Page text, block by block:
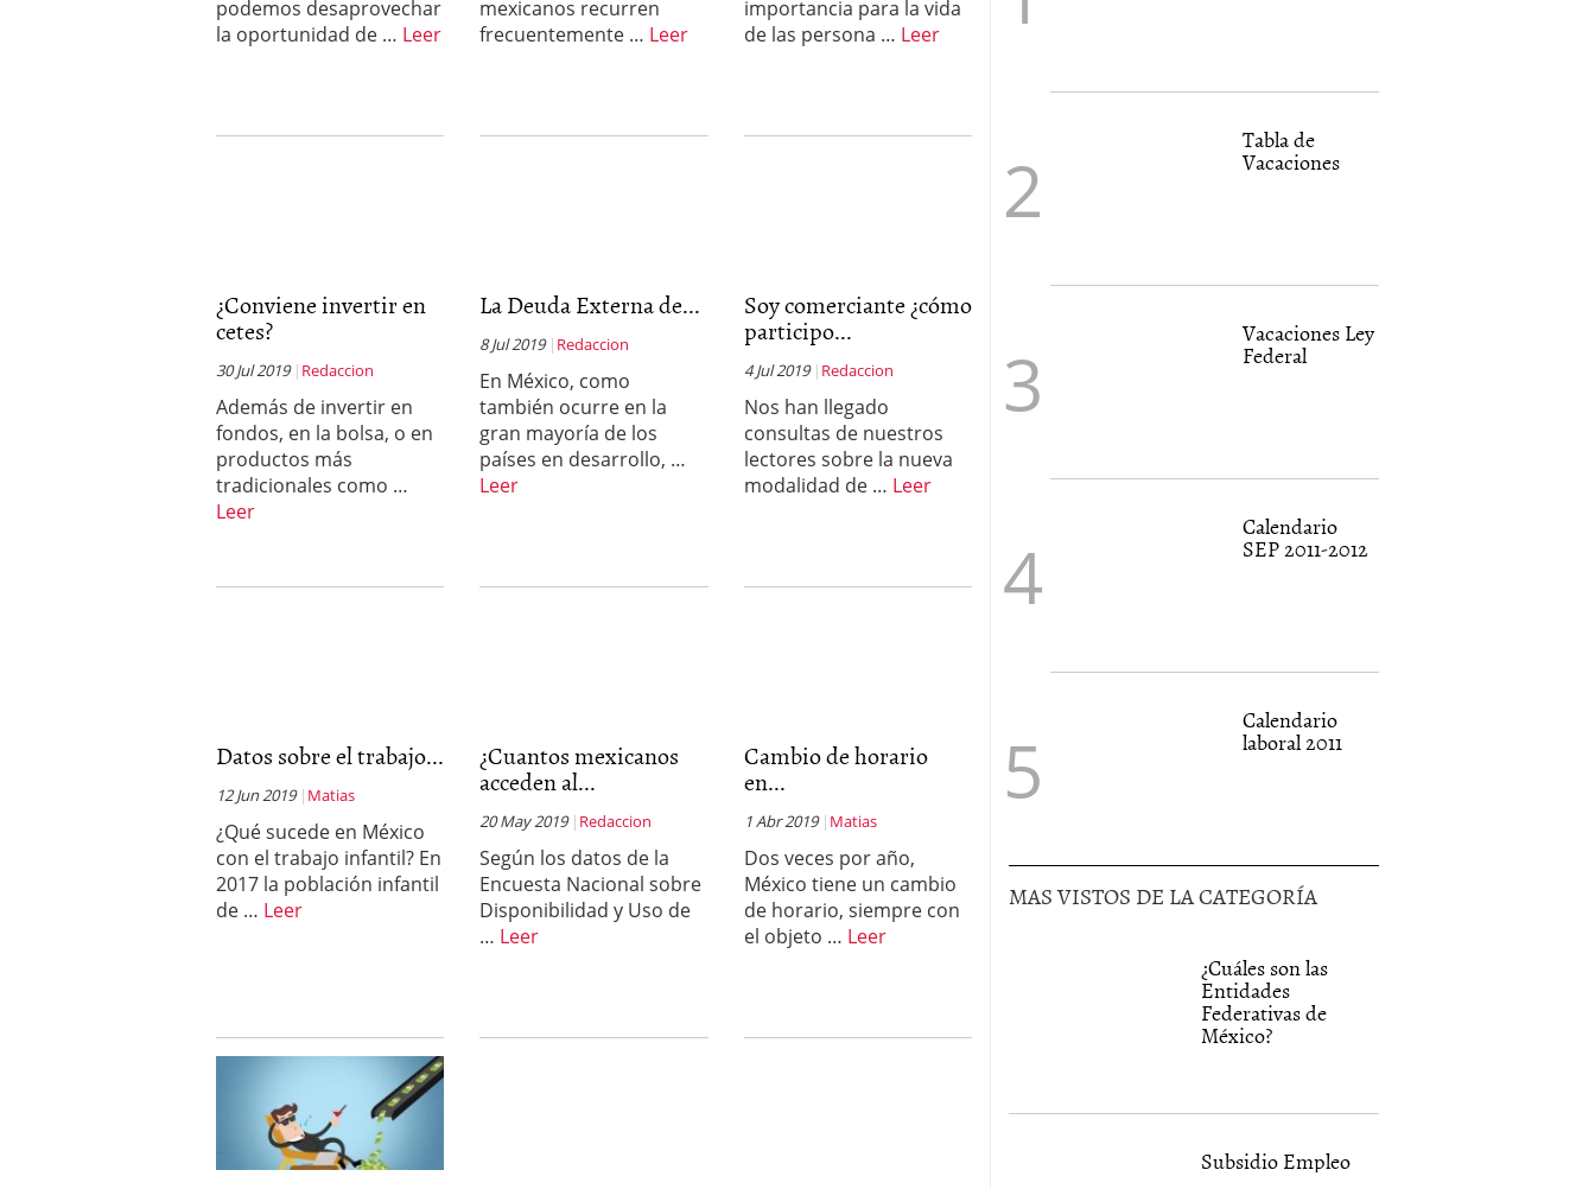
podemos desaprovechar
la oportunidad de … Leer
mexicanos recurren
frecuentemente … Leer
importancia para la vida
de las persona … Leer
¿Conviene invertir en
cetes?
30 Jul 2019 Redaccion
Además de invertir en
fondos, en la bolsa, o en
productos más
tradicionales como …
Leer
La Deuda Externa de...
8 Jul 2019 Redaccion
En México, como
también ocurre en la
gran mayoría de los
países en desarrollo, …
Leer
Soy comerciante ¿cómo
participo...
4 Jul 2019 Redaccion
Nos han llegado
consultas de nuestros
lectores sobre la nueva
modalidad de … Leer
Datos sobre el trabajo...
12 Jun 2019 Matias
¿Qué sucede en México
con el trabajo infantil? En
2017 la población infantil
de … Leer
¿Cuantos mexicanos
acceden al...
20 May 2019 Redaccion
Según los datos de la
Encuesta Nacional sobre
Disponibilidad y Uso de
… Leer
Cambio de horario
en...
1 Abr 2019 Matias
Dos veces por año,
México tiene un cambio
de horario, siempre con
el objeto … Leer
Tabla de
Vacaciones
Vacaciones Ley
Federal
Calendario
SEP 2011-2012
Calendario
laboral 2011
MAS VISTOS DE LA CATEGORÍA
¿Cuáles son las
Entidades
Federativas de
México?
Subsidio Empleo